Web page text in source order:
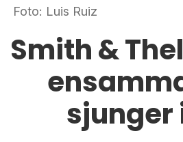
Foto: Luis Ruiz
Smith &
sjunger